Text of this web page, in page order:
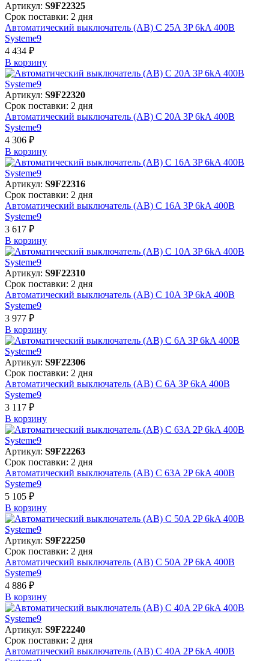
Артикул: S9F22325
Срок поставки: 2 дня
Автоматический выключатель (АВ) C 25A 3P 6kA 400В
Systeme9
4 434 ₽
В корзинy
Артикул: S9F22320
Срок поставки: 2 дня
Автоматический выключатель (АВ) C 20A 3P 6kA 400В
Systeme9
4 306 ₽
В корзинy
Артикул: S9F22316
Срок поставки: 2 дня
Автоматический выключатель (АВ) C 16A 3P 6kA 400В
Systeme9
3 617 ₽
В корзинy
Артикул: S9F22310
Срок поставки: 2 дня
Автоматический выключатель (АВ) C 10A 3P 6kA 400В
Systeme9
3 977 ₽
В корзинy
Артикул: S9F22306
Срок поставки: 2 дня
Автоматический выключатель (АВ) C 6A 3P 6kA 400В
Systeme9
3 117 ₽
В корзинy
Артикул: S9F22263
Срок поставки: 2 дня
Автоматический выключатель (АВ) C 63A 2P 6kA 400В
Systeme9
5 105 ₽
В корзинy
Артикул: S9F22250
Срок поставки: 2 дня
Автоматический выключатель (АВ) C 50A 2P 6kA 400В
Systeme9
4 886 ₽
В корзинy
Артикул: S9F22240
Срок поставки: 2 дня
Автоматический выключатель (АВ) C 40A 2P 6kA 400В